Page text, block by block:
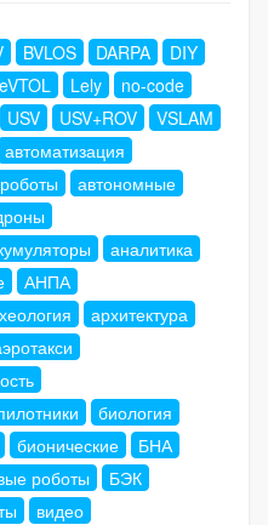
BVLOS DARPA
DIY
eVTOL Lely
no-code
USV USV+ROV
VSLAM
автоматизация
автономные
аналитика
АНПА
архитектура
биология
бионические
БНА
роботы
БЭК
видео